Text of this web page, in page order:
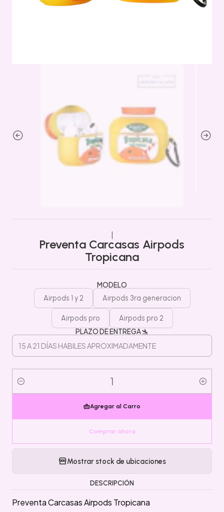
Preventa Carcasas Airpods
Tropicana
MODELO
Airpods 1 y 2 Airpods 3ra generacion
Airpods pro Airpods pro 2
PLAZO DE ENTREGA 🛬
Cantidad
Agregar al Carro
Comprar ahora
Mostrar stock de ubicaciones
DESCRIPCIÓN
Preventa Carcasas Airpods Tropicana